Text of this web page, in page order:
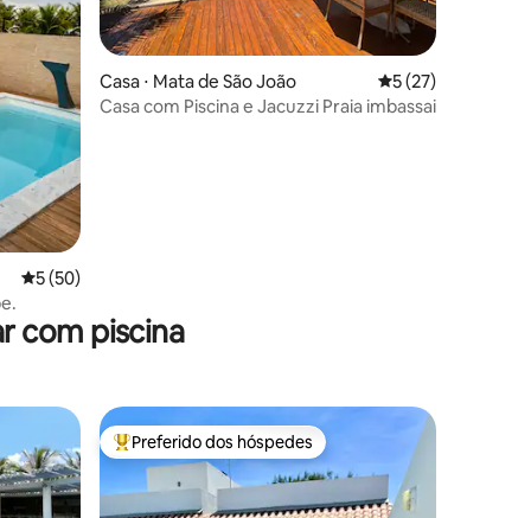
5 de uma avaliação média de 5, 50 avaliações
5 (50)
Casa ⋅ Mata de São João 5 de uma
5 (27)
Casa com Piscina e Jacuzzi Praia imbassai
com piscina
hóspedes Entre os melhores preferidos dos hóspedes
Preferido dos hóspedes